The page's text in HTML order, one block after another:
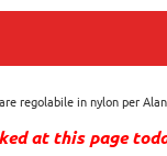
regolabile in nylon per
at this page